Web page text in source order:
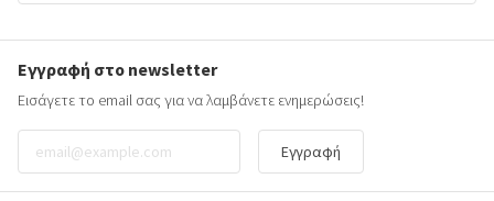
Εγγραφή στο newsletter
Εισάγετε το email σας για να λαμβάνετε ενημερώσεις!
Εγγραφή